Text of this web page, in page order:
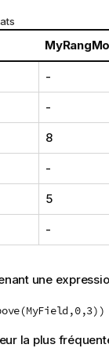
-
-
8
-
5
-
une
la plus